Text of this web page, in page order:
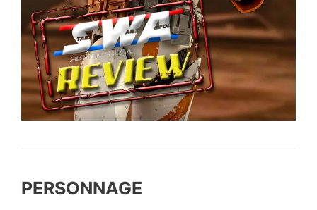
PERSONNAGE